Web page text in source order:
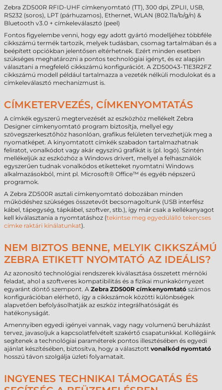
Zebra ZD500R RFID-UHF címkenyomtató (TT), 300 dpi, ZPLII, USB,
RS232 (soros), LPT (párhuzamos), Ethernet, WLAN (802.11a/b/g/n) &
Bluetooth v3.0 + címkeleválasztó (peel)
Fontos figyelembe venni, hogy egy adott gyártó modelljéhez többféle
cikkszámú termék tartozik, melyek tudásban, csomag tartalmában és a
beépített opciókban jelentősen eltérhetnek. Ezért minden esetben
szükséges meghatározni a pontos technológiai igényt, és ez alapján
választani a megfelelő cikkszámú konfigurációt. A ZD50043-T1E3R2FZ
cikkszámú modell például tartalmazza a vezeték nélküli modulokat és a
címkeleválasztó mechanizmust is.
CÍMKETERVEZÉS, CÍMKENYOMTATÁS
A címkék egyszerű megtervezését az eszközhöz mellékelt Zebra
Designer címkenyomtató program biztosítja, mellyel egy
szövegszerkesztőhöz hasonlóan, grafikus felületen tervezhetjük meg a
nyomatképet. A kinyomtatott címkék szabadon tartalmazhatnak
feliratot, vonalkódot vagy akár egyszínű grafikát is (pl. logó). Szintén
mellékeljük az eszközhöz a Windows drivert, mellyel a felhasználók
egyszerűen tudnak vonalkódos etiketteket nyomtatni Windows
alkalmazásokból, mint pl. Microsoft® Office™ és egyéb népszerű
programok.
A Zebra ZD500R asztali címkenyomtató dobozában minden
működéshez szükséges összetevőt becsomagoltunk (USB interfész
kábel, tápegység, tápkábel, szoftver, stb.), így már csak a kellékanyagot
kell kiválasztania a nyomtatáshoz (tekintse meg egyedülálló tekercses
címke raktári kínálatunkat).
NEM BIZTOS BENNE, MELYIK CIKKSZÁMÚ
ZEBRA ETIKETT NYOMTATÓ AZ IDEÁLIS?
Az azonosító technológiai rendszerek kiválasztása összetett mérnöki
feladat, ahol a szoftveres kompatibilitás és a fizikai munkakörnyezet
egyaránt döntő szempont. A Zebra ZD500R címkenyomtató számos
konfigurációban elérhető, így a cikkszámok közötti különbségek
alapvetően befolyásolhatják az eszköz integrálhatóságát és
hatékonyságát.
Amennyiben egyedi igényei vannak, vagy nagy volumenű beruházást
tervez, javasoljuk a kapcsolatfelvételt szakértő csapatunkkal. Kollégáink
segítenek a technológiai paraméterek pontos illesztésében és egyedi
ajánlat készítésében, biztosítva, hogy a választott vonalkód nyomtató
hosszú távon szolgálja üzleti folyamatait.
INGYENES TECHNIKAI TÁMOGATÁS ÉS